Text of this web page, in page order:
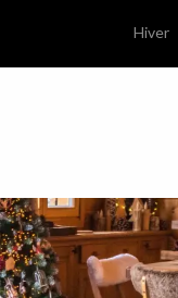
Hiver